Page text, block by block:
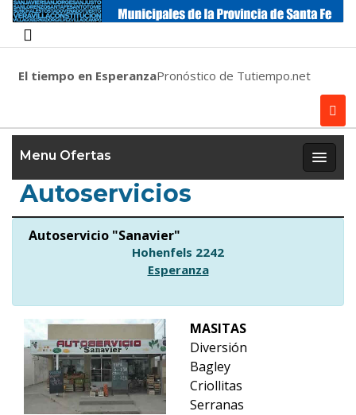
El tiempo en EsperanzaPronóstico de Tutiempo.net
Menu Ofertas
Autoservicios
Autoservicio "Sanavier"
Hohenfels 2242
Esperanza
MASITAS
Diversión
Bagley
Criollitas
Serranas